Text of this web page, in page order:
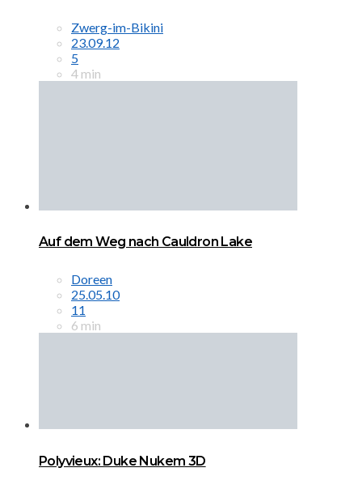
Zwerg-im-Bikini
23.09.12
5
4 min
Auf dem Weg nach Cauldron Lake
Doreen
25.05.10
11
6 min
Polyvieux: Duke Nukem 3D